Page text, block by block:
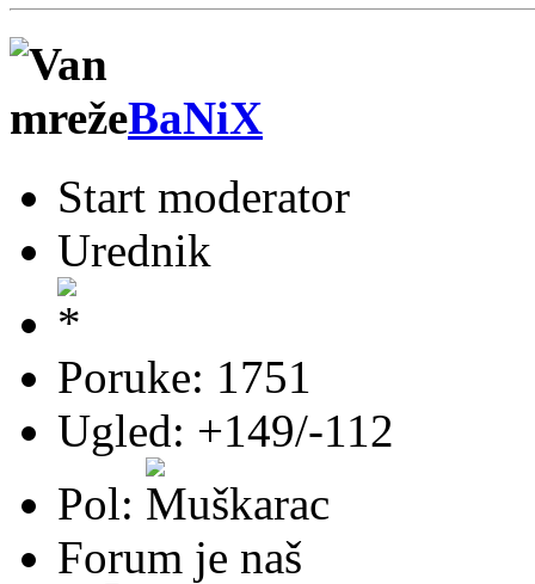
BaNiX
Start moderator
Urednik
Poruke: 1751
Ugled: +149/-112
Pol:
Forum je naš